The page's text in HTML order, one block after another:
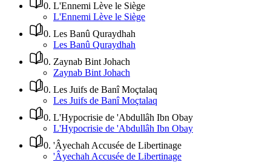
0. L'Ennemi Lève le Siège
L'Ennemi Lève le Siège
0. Les Banû Quraydhah
Les Banû Quraydhah
0. Zaynab Bint Johach
Zaynab Bint Johach
0. Les Juifs de Banî Moçtalaq
Les Juifs de Banî Moçtalaq
0. L'Hypocrisie de 'Abdullâh Ibn Obay
L'Hypocrisie de 'Abdullâh Ibn Obay
0. 'Âyechah Accusée de Libertinage
'Âyechah Accusée de Libertinage